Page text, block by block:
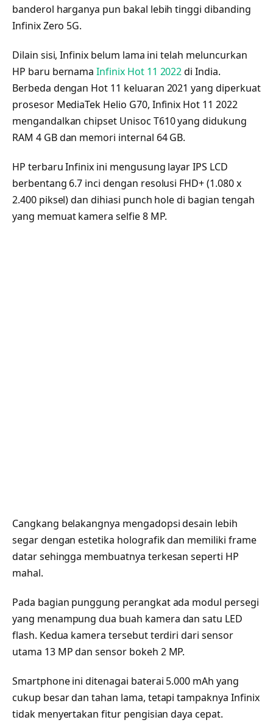
banderol harganya pun bakal lebih tinggi dibanding
Infinix Zero 5G.
Dilain sisi, Infinix belum lama ini telah meluncurkan
HP baru bernamaInfinix Hot 11 2022di India.
Berbeda dengan Hot 11 keluaran 2021 yang diperkuat
prosesor MediaTek Helio G70, Infinix Hot 11 2022
mengandalkan chipset Unisoc T610 yang didukung
RAM 4 GB dan memori internal 64 GB.
HP terbaru Infinix ini mengusung layar IPS LCD
berbentang 6.7 inci dengan resolusi FHD+ (1.080 x
2.400 piksel) dan dihiasi punch hole di bagian tengah
yang memuat kamera selfie 8 MP.
Cangkang belakangnya mengadopsi desain lebih
segar dengan estetika holografik dan memiliki frame
datar sehingga membuatnya terkesan seperti HP
mahal.
Pada bagian punggung perangkat ada modul persegi
yang menampung dua buah kamera dan satu LED
flash. Kedua kamera tersebut terdiri dari sensor
utama 13 MP dan sensor bokeh 2 MP.
Smartphone ini ditenagai baterai 5.000 mAh yang
cukup besar dan tahan lama, tetapi tampaknya Infinix
tidak menyertakan fitur pengisian daya cepat.